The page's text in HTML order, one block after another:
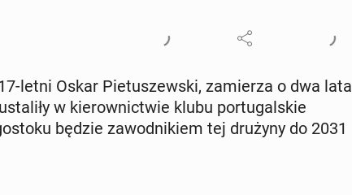
letni Oskar Pie­tu­szew­ski, za­mie­rza o dwa lata
w kie­row­nic­twie klubu por­tu­gal­skie
będzie za­wod­ni­kiem tej drużyny do 2031